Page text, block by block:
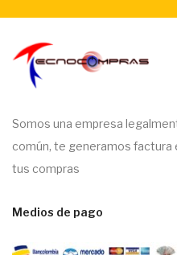
Somos una empresa
común, te generamos factura
tus compras
Medios de pago